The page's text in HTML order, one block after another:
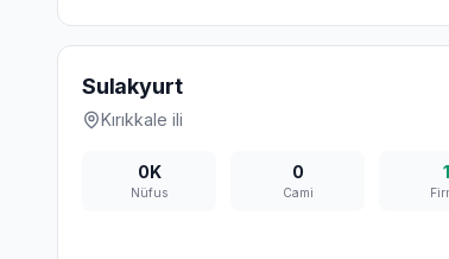
Sulakyurt
Kırıkkale ili
0K
Nüfus
0
Cami
1